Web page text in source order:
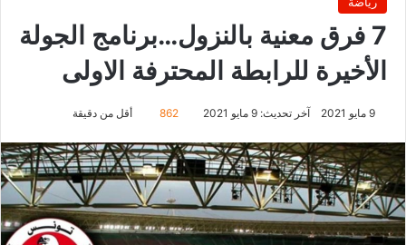
7 فرق معنية بالنزول…برنامج الجولة
الأخيرة للرابطة المحترفة الاولى
9 مايو 2021 آخر تحديث: 9 مايو 2021 862 أقل من دقيقة